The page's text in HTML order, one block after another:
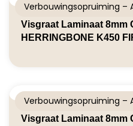
Verbouwingsopruiming –
Visgraat Laminaat 8mm
HERRINGBONE K450
Verbouwingsopruiming –
Visgraat Laminaat 8mm